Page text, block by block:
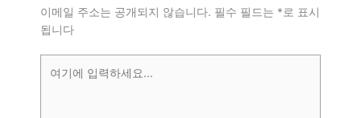
이메일 주소는 공개되지 않습니다. 필수 필드는 *로 표시
됩니다